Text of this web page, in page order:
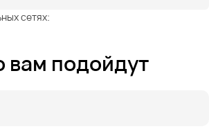
сетях:
подойдут